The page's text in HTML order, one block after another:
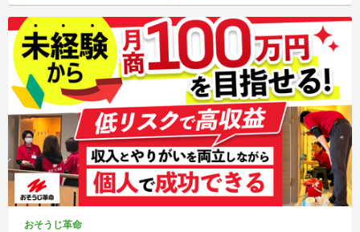
おそうじ革命